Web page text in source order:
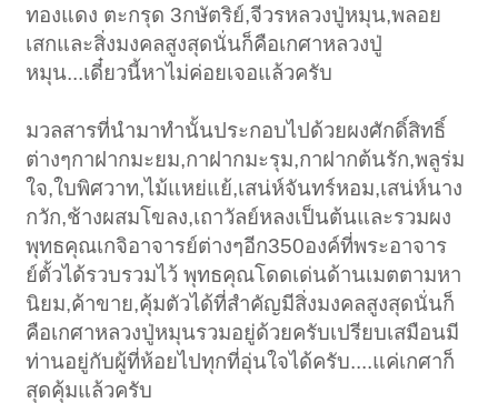
ทองแดง ตะกรุด 3กษัตริย์,จีวรหลวงปู่หมุน,พลอย
เสกและสิ่งมงคลสูงสุดนั่นก็คือเกศาหลวงปู่
หมุน...เดี๋ยวนี้หาไม่ค่อยเจอแล้วครับ
มวลสารที่นำมาทำนั้นประกอบไปด้วยผงศักดิ์สิทธิ์
ต่างๆกาฝากมะยม,กาฝากมะรุม,กาฝากต้นรัก,พลูร่ม
ใจ,ใบพิศวาท,ไม้แหย่แย้,เสน่ห์จันทร์หอม,เสน่ห์นาง
กวัก,ช้างผสมโขลง,เถาวัลย์หลงเป็นต้นและรวมผง
พุทธคุณเกจิอาจารย์ต่างๆอีก350องค์ที่พระอาจาร
ย์ตั้วได้รวบรวมไว้ พุทธคุณโดดเด่นด้านเมตตามหา
นิยม,ค้าขาย,คุ้มตัวได้ที่สำคัญมีสิ่งมงคลสูงสุดนั่นก็
คือเกศาหลวงปู่หมุนรวมอยู่ด้วยครับเปรียบเสมือนมี
ท่านอยู่กับผู้ที่ห้อยไปทุกที่อุ่นใจได้ครับ....แค่เกศาก็
สุดคุ้มแล้วครับ